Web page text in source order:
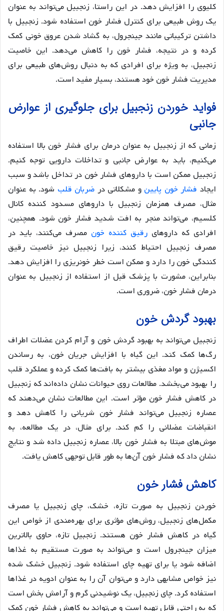
کلیوی را افزایش دهد. در این راستا، زنجبیل می‌تواند به عنوان
یک روش طبیعی برای کنترل فشار خون استفاده شود. زنجبیل با
داشتن ترکیباتی مانند جینجرول، به گشاد شدن عروق خونی کمک
کرده و در نتیجه، فشار خون را کاهش می‌دهد. این خاصیت
زنجبیل، به ویژه برای افرادی که به دنبال روش‌های طبیعی برای
مدیریت فشار خون خود هستند، بسیار مفید است.
فواید خوردن زنجبیل برای جلوگیری از عوارض
جانبی
زمانی که از زنجبیل به عنوان درمان برای فشار خون بالا استفاده
می‌کنیم، باید به عوارض جانبی و تداخلات دارویی توجه کنیم.
زنجبیل ممکن است با داروهای فشار خون در تداخل باشد و سبب
ایجاد فشار خون پایین و مشکلاتی در ضربان قلب شود. به عنوان
مثال، مصرف همزمان زنجبیل با داروهای مسدود کننده کانال
کلسیم، می‌تواند منجر به افت شدید فشار خون شود. همچنین،
افرادی که داروهای رقیق کننده خون مصرف می‌کنند، باید در
مصرف زنجبیل احتیاط کنند، زیرا زنجبیل نیز خاصیت رقیق
کنندگی خون را دارد و ممکن است خطر خونریزی را افزایش دهد.
بنابراین، مشورت با پزشک قبل از استفاده از زنجبیل به عنوان
درمان فشار خون، ضروری است.
بهبود گردش خون
زنجبیل می‌تواند به بهبود گردش خون و آرام کردن عضلات اطراف
رگ‌ها کمک کند. این گیاه با افزایش جریان خون، به رساندن
اکسیژن و مواد مغذی بیشتر به بافت‌ها کمک کرده و عملکرد قلب
را بهبود می‌بخشد. مطالعات روی حیوانات نشان داده‌اند که زنجبیل
در کاهش فشار خون مؤثر است. این مطالعات نشان می‌دهند که
عصاره زنجبیل می‌تواند فشار خون شریانی را کاهش دهد و
انقباضات عضلانی را کم کند. برای مثال، در یک مطالعه، به
موش‌های مبتلا به فشار خون بالا، عصاره زنجبیل داده شد و نتایج
نشان داد که فشار خون آن‌ها به طور قابل توجهی کاهش یافت.
کاهش فشار خون
خوردن زنجبیل به صورت تازه، خشک، چای زنجبیل یا مصرف
مکمل‌های زنجبیل، روش‌های مؤثری برای بهره‌مندی از خواص این
گیاه در کاهش فشار خون هستند. زنجبیل تازه، حاوی بالاترین
میزان جینجرول است و می‌تواند به صورت مستقیم به غذاها
اضافه شود یا برای تهیه چای استفاده شود. زنجبیل خشک شده
نیز خواص مشابهی دارد و می‌توان آن را به عنوان ادویه در غذاها
استفاده کرد. چای زنجبیل، یک نوشیدنی گرم و آرامش بخش است
که به راحتی قابل تهیه است و می‌تواند به کاهش فشار خون کمک